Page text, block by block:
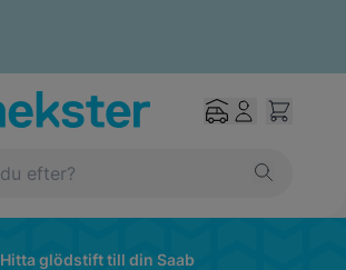
Hitta glödstift till din Saab